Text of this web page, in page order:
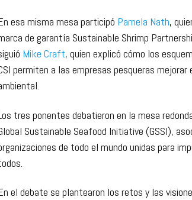
esa misma mesa participó Pamela Nath,
de garantía Sustainable Shrimp
Mike Craft, quien explicó cómo los
permiten a las empresas pesqueras
tres ponentes debatieron en la mesa
Sustainable Seafood Initiative (GSSI),
de todo el mundo unidas para
el debate se plantearon los retos y las